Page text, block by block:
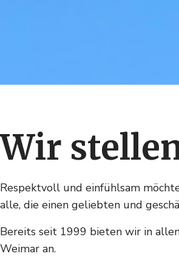
Wir
Respektvoll und einfühlsam
alle, die einen geliebten und
Bereits seit 1999 bieten wir in
Weimar an.